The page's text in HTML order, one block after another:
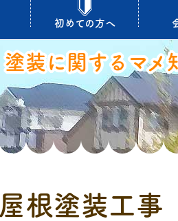
初めての方へ
塗装に関するマメ
屋根塗装工